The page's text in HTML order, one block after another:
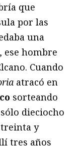
que
por las
una
ese hombre
Cuando
atracó en
sorteando
dieciocho
y
tres años